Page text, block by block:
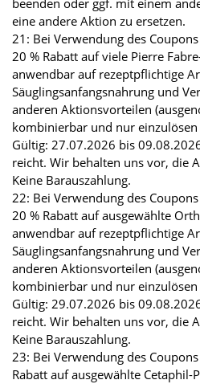
beenden oder ggf. mit einem
eine andere Aktion zu ersetzen.
21: Bei Verwendung des
20 % Rabatt auf viele Pierre
anwendbar auf rezeptpflichtige
Säuglingsanfangsnahrung und
anderen Aktionsvorteilen
kombinierbar und nur
Gültig: 27.07.2026 bis
reicht. Wir behalten uns vor, die
Keine Barauszahlung.
22: Bei Verwendung des
20 % Rabatt auf ausgewählte
anwendbar auf rezeptpflichtige
Säuglingsanfangsnahrung und
anderen Aktionsvorteilen
kombinierbar und nur
Gültig: 29.07.2026 bis
reicht. Wir behalten uns vor, die
Keine Barauszahlung.
23: Bei Verwendung des
Rabatt auf ausgewählte